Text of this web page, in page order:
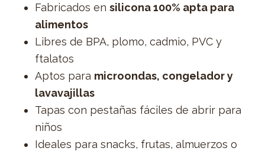
Fabricados en silicona 100% apta para
alimentos
Libres de BPA, plomo, cadmio, PVC y
ftalatos
Aptos para microondas, congelador y
lavavajillas
Tapas con pestañas fáciles de abrir para
niños
Ideales para snacks, frutas, almuerzos o